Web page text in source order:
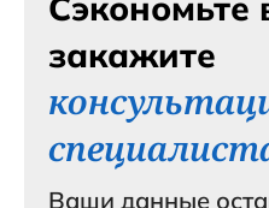
закажите
Ваши данные